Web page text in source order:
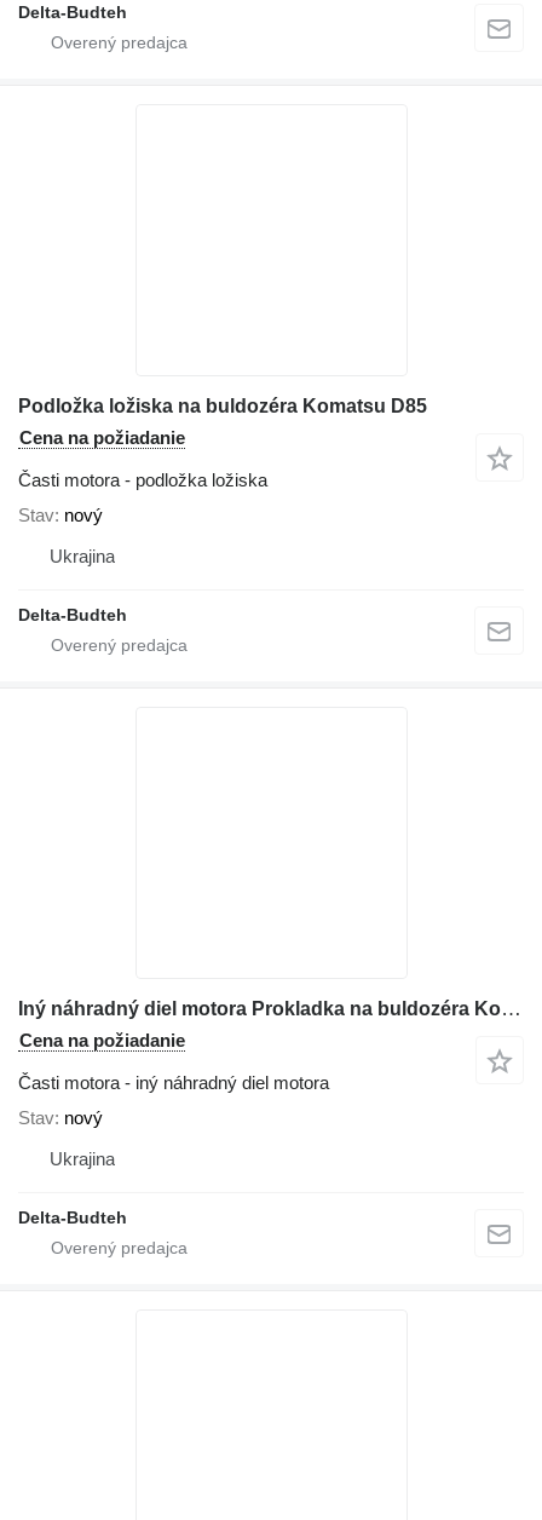
Delta-Budteh
Podložka ložiska na buldozéra Komatsu D85
Cena na požiadanie
Časti motora - podložka ložiska
Stav nový
Ukrajina
Delta-Budteh
Iný náhradný diel motora Prokladka na buldozéra Komatsu D61
Cena na požiadanie
Časti motora - iný náhradný diel motora
Stav nový
Ukrajina
Delta-Budteh